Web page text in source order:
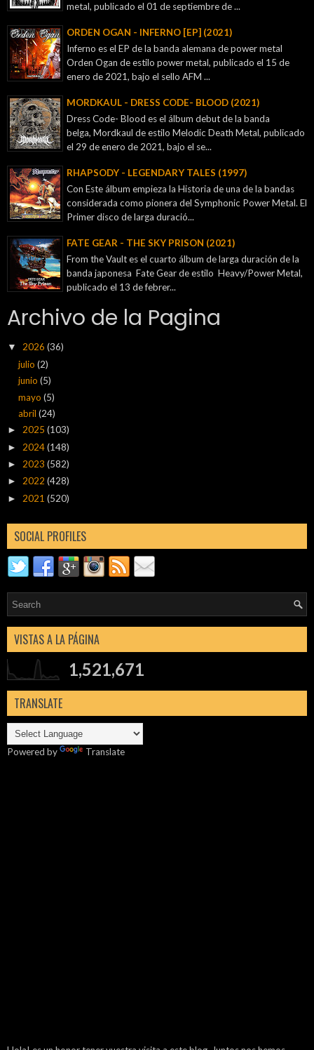
metal, publicado el 01 de septiembre de ...
ORDEN OGAN - INFERNO [EP] (2021)
Inferno es el EP de la banda alemana de power metal
Orden Ogan de estilo power metal, publicado el 15 de
enero de 2021, bajo el sello AFM ...
MORDKAUL - DRESS CODE- BLOOD (2021)
Dress Code- Blood es el álbum debut de la banda
belga, Mordkaul de estilo Melodic Death Metal, publicado
el 29 de enero de 2021, bajo el se...
RHAPSODY - LEGENDARY TALES (1997)
Con Este álbum empieza la Historia de una de la bandas
considerada como pionera del Symphonic Power Metal. El
Primer disco de larga duració...
FATE GEAR - THE SKY PRISON (2021)
From the Vault es el cuarto álbum de larga duración de la
banda japonesa Fate Gear de estilo Heavy/Power Metal,
publicado el 13 de febrer...
Archivo de la Pagina
▼ 2026 (36)
julio(2)
junio(5)
mayo(5)
abril(24)
► 2025 (103)
► 2024(148)
► 2023 (582)
► 2022 (428)
► 2021 (520)
SOCIAL PROFILES
VISTAS A LA PÁGINA
1,521,671
TRANSLATE
Powered by Translate